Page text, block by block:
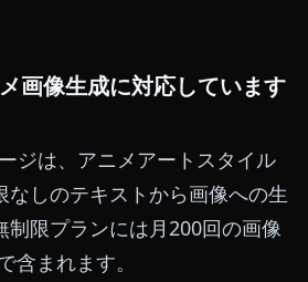
画像生成に対応しています
ジは、アニメアートスタイル
なしのテキストから画像への生
制限プランには月200回の画像
含まれます。